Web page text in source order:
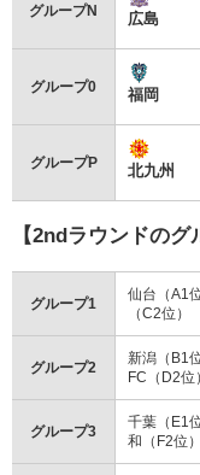
グループN 広島
グループ0 福岡
グループP 北九州
【2ndラウンドのグ
グループ1
仙台（A1
（C2位）
グループ2
新潟（B1
FC（D2位）
グループ3
千葉（E1
和（F2位）